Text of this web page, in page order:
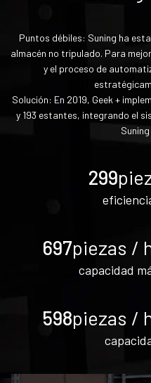
Puntos débiles: Suning ha
almacén no tripulado. Para
y el proceso de
Solución: En 2019, Geek +
y 193 estantes, integrando el
300
700piezas /
capacidad
600piezas /